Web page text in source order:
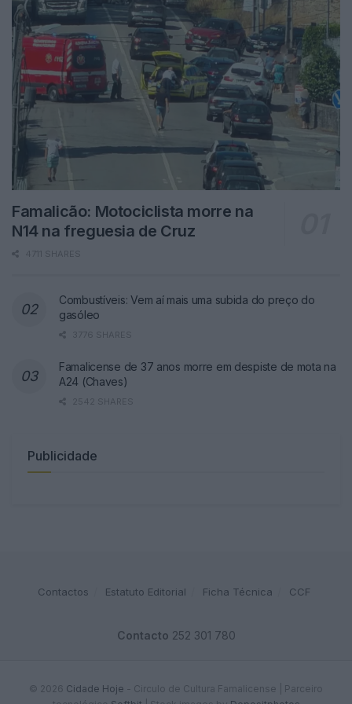
Famalicão: Motociclista morre na
N14 na freguesia de Cruz
4711 SHARES
Combustíveis: Vem aí mais uma subida do preço do
gasóleo
3776 SHARES
Famalicense de 37 anos morre em despiste de mota na
A24 (Chaves)
2542 SHARES
Publicidade
Contactos Estatuto Editorial Ficha Técnica CCF
Contacto 252 301 780
© 2026 Cidade Hoje - Circulo de Cultura Famalicense | Parceiro